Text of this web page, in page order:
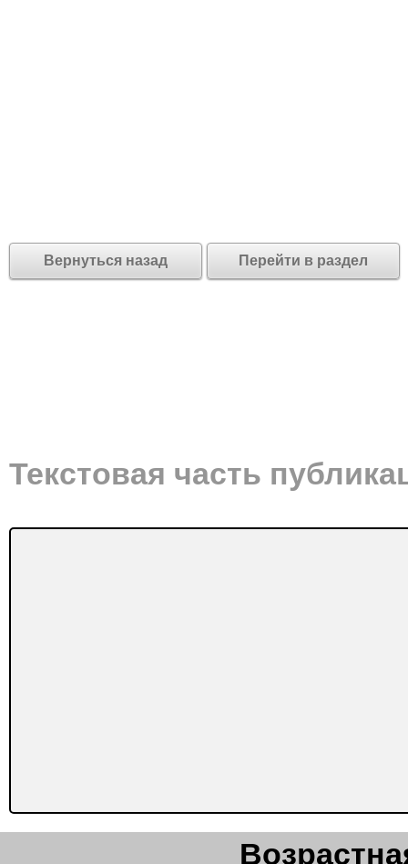
Вернуться назад Перейти в раздел
Текстовая часть